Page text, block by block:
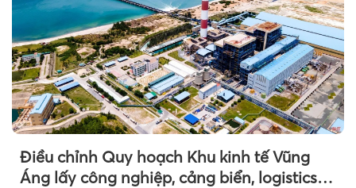
Điều chỉnh Quy hoạch Khu kinh tế Vũng
Áng lấy công nghiệp, cảng biển, logistics